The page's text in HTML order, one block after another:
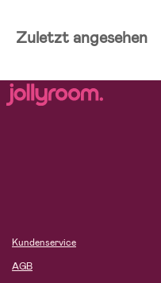
Zuletzt angesehen
Kundenservice
AGB